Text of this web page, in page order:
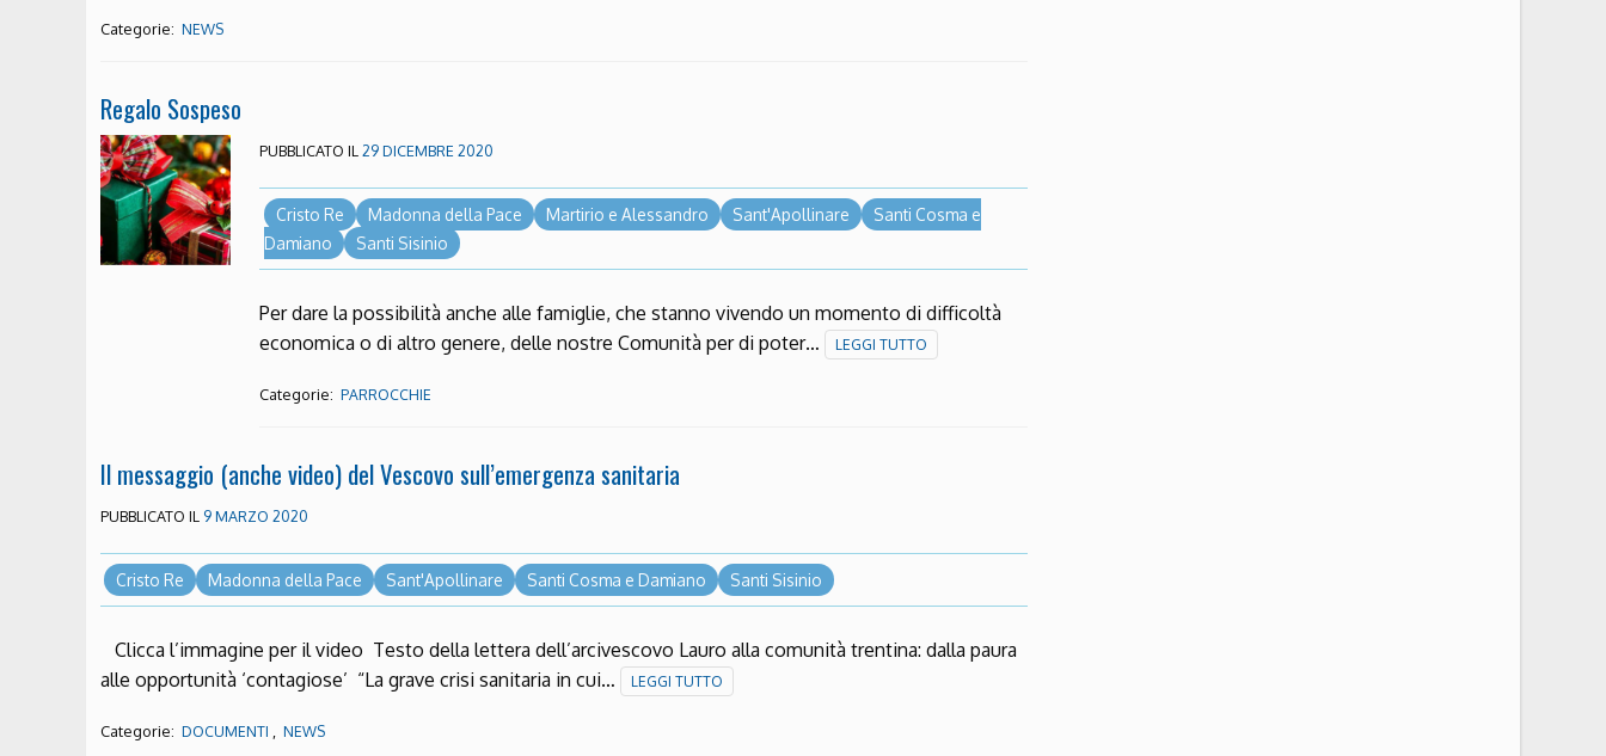
Categorie: NEWS
Regalo Sospeso
PUBBLICATO IL29 DICEMBRE 2020
Cristo Re Madonna della Pace Martirio e Alessandro Sant'Apollinare
Santi Cosma e
Damiano
Santi Sisinio
Per dare la possibilità anche alle famiglie, che stanno vivendo un momento di difficoltà
economica o di altro genere, delle nostre Comunità per di poter…
LEGGI TUTTO
Categorie: PARROCCHIE
Il messaggio (anche video) del Vescovo sull’emergenza sanitaria
PUBBLICATO IL 9 MARZO 2020
Cristo Re Madonna della Pace Sant'Apollinare Santi Cosma e Damiano Santi Sisinio
Clicca l’immagine per il video Testo della lettera dell’arcivescovo Lauro alla comunità trentina: dalla paura
alle opportunità ‘contagiose’ “La grave crisi sanitaria in cui…
LEGGI TUTTO
Categorie: DOCUMENTI NEWS